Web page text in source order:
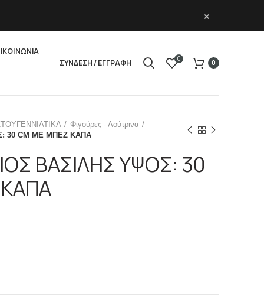
ΣΥΝΔΕΣΗ / ΕΓΓΡΑΦΗ
0
0
Φιγούρες - Λούτρινα
30 CM ME ΜΠΕΖ ΚΑΠΑ
ΒΑΣΙΛΗΣ ΥΨΟΣ: 30
×